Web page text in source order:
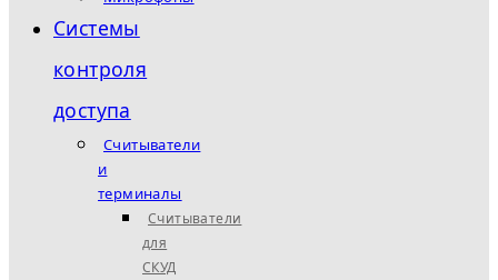
Системы
контроля
доступа
Считыватели
и
терминалы
Считыватели
для
СКУД